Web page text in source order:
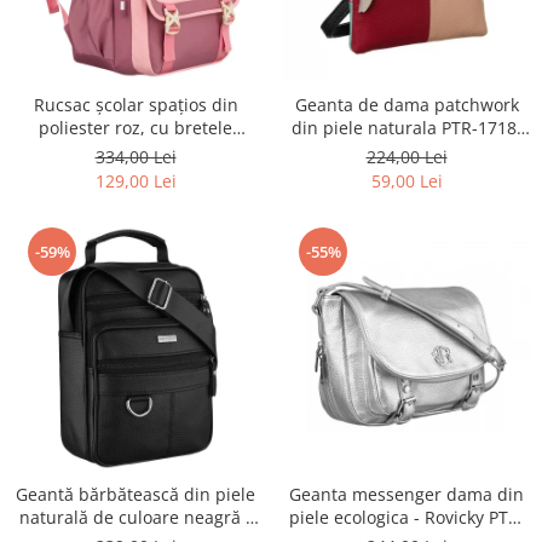
Rucsac școlar spațios din
poliester roz, cu bretele
reglabile - Peterson PTR-PTN
8610-1327 PINK
334,00 Lei
129,00 Lei
Geanta de dama patchwork
din piele naturala PTR-1718-
SKL-6922 MULTI
224,00 Lei
59,00 Lei
-59%
Geantă bărbătească din piele
naturală de culoare neagră -
-55%
Geanta messenger dama din
piele ecologica - Rovicky PTR-